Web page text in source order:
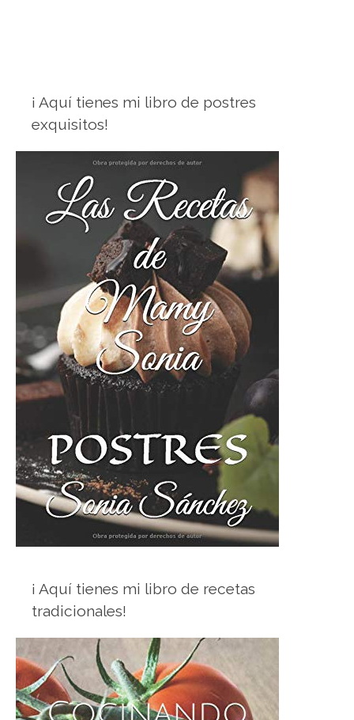
¡ Aquí tienes mi libro de postres
exquisitos!
¡ Aquí tienes mi libro de recetas
tradicionales!